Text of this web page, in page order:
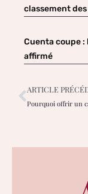
classement
Cuenta coupe :
affirmé
ARTICLE